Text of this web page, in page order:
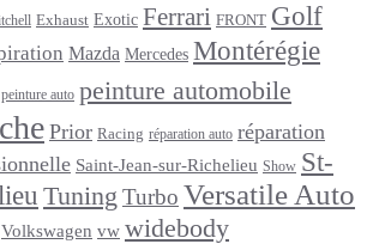
Exhaust Exotic Ferrari FRONT Golf
Mazda Mercedes Montérégie
peinture auto peinture automobile
Prior Racing réparation auto réparation
Saint-Jean-sur-Richelieu Show St-
Tuning Turbo Versatile Auto
Volkswagen vw widebody